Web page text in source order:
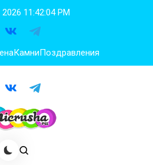
2026 11:42:05 PM
КамниПоздравления